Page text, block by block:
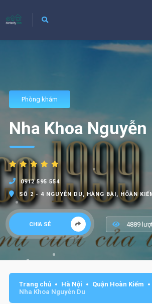
Phòng khám
Nha Khoa Nguyễn
0912 595 554
SỐ 2 - 4 NGUYỄN DU, HÀNG BÀI, HOÀN
CHIA SẺ 4889
Trang chủ Hà Nội
Quận Hoàn Kiếm
Nha Khoa Nguyễn Du